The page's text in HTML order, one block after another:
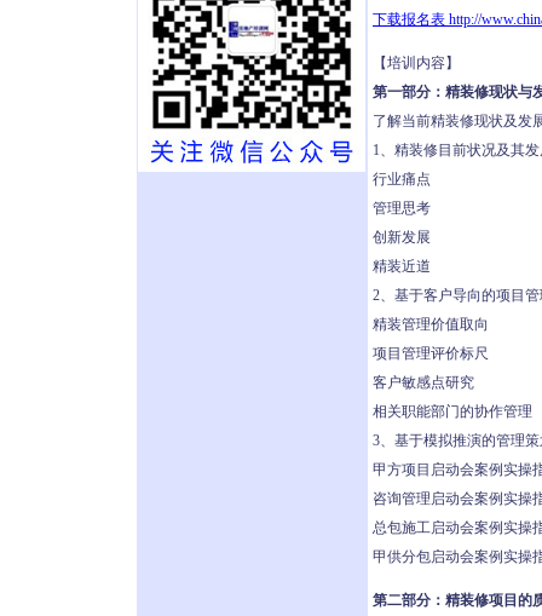
下载报名表 http://
【培训内容】
第一部分：精装修现状与
了解当前精装修现状及发
1、精装修目前状况及其
行业痛点
管理思考
创新发展
精装近道
2、基于客户导向的项目
精装管理价值取向
项目管理评价标尺
客户敏感点研究
相关职能部门的协作管理
3、基于模拟推演的管理
甲方项目启动会案例实操
咨询管理启动会案例实操
总包施工启动会案例实操
甲供分包启动会案例实操
第二部分：精装修项目的